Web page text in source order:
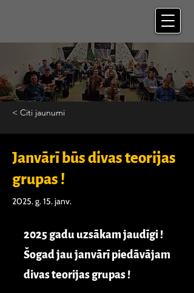
< Citi jaunumi
Janvārī būs divas teorijas
grupas !
2025. g. 15. janv.
2025 gadu uzsākam jaudīgi !
Šogad jau janvārī piedāvājam
divas teorijas grupas !